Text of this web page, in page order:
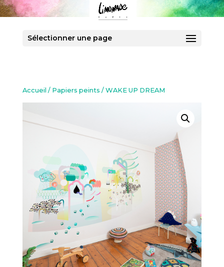
Sélectionner une page
Accueil / Papiers peints / WAKE UP DREAM